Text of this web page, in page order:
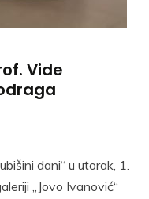
Vide
dani“ u utorak, 1.
„Jovo Ivanović“